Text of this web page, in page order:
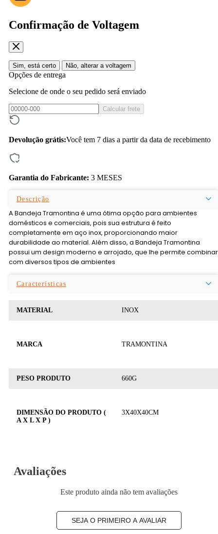
Confirmação de Voltagem
Sim, está certo Não, alterar a voltagem
Opções de entrega
Selecione de onde o seu pedido será enviado
Calcular frete
Devolução grátis:Você tem 7 dias a partir da data de recebimento
Garantia do Fabricante: 3 MESES
Descrição
A Bandeja Tramontina é uma ótima opção para ambientes
domésticos e comerciais, pois sua estrutura é feito
completamente em aço inox, proporcionando maior
durabilidade ao material. Além disso, a Bandeja Tramontina
possui um design moderno e arrojado, que lhe permite combinar
com diversos tipos de ambientes
Características
MATERIAL INOX
MARCA TRAMONTINA
PESO PRODUTO 660G
DIMENSÃO DO PRODUTO (
A X L X P )
3X40X40CM
Avaliações
Este produto ainda não tem avaliações
SEJA O PRIMEIRO A AVALIAR